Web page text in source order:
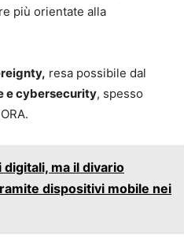
più orientate alla
resa possibile dal
e cybersecurity, spesso
ma il divario
dispositivi mobile nei